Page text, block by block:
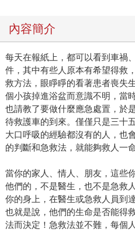
內容簡介
每天在報紙上，都可以看到車禍
件，其中有些人原本有希望得救
救方法，眼睜睜的看著患者喪失
個小孩掉進浴盆而意識不明，當
也請教了要做什麼應急處置，於
待救護車的到來。僅僅只是三十
大口呼吸的經驗都沒有的人，也
的判斷和急救法，就能夠救人一命
當你的家人、情人、朋友，這些
他們的，不是醫生，也不是急救
你的身上，在醫生或急救人員到
也就是說，他們的生命是否能得
法而決定！急救法並不難，每個